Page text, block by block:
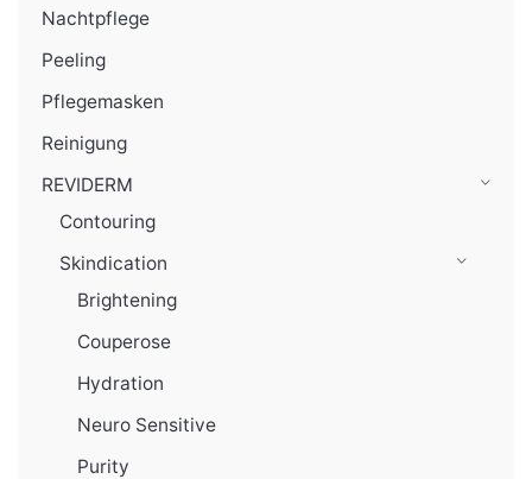
Nachtpflege
Peeling
Pflegemasken
Reinigung
REVIDERM
Contouring
Skindication
Brightening
Couperose
Hydration
Neuro Sensitive
Purity